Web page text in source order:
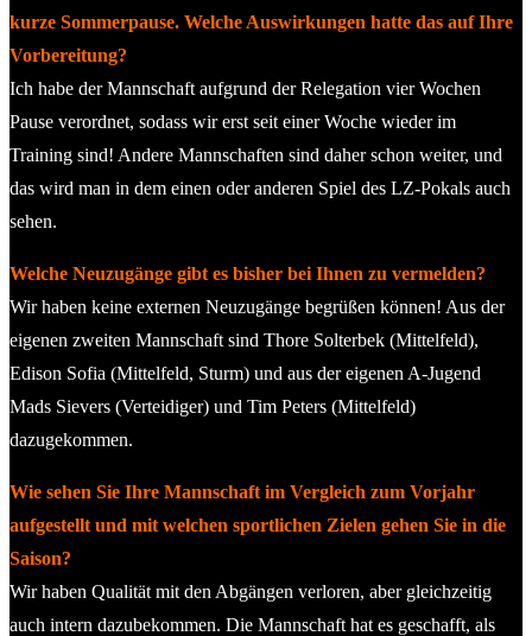
kurze Sommerpause. Welche Auswirkungen hatte das auf Ihre
Vorbereitung?
Ich habe der Mannschaft aufgrund der Relegation vier Wochen
Pause verordnet, sodass wir erst seit einer Woche wieder im
Training sind! Andere Mannschaften sind daher schon weiter, und
das wird man in dem einen oder anderen Spiel des LZ-Pokals auch
sehen.
Welche Neuzugänge gibt es bisher bei Ihnen zu vermelden?
Wir haben keine externen Neuzugänge begrüßen können! Aus der
eigenen zweiten Mannschaft sind Thore Solterbek (Mittelfeld),
Edison Sofia (Mittelfeld, Sturm) und aus der eigenen A-Jugend
Mads Sievers (Verteidiger) und Tim Peters (Mittelfeld)
dazugekommen.
Wie sehen Sie Ihre Mannschaft im Vergleich zum Vorjahr
aufgestellt und mit welchen sportlichen Zielen gehen Sie in die
Saison?
Wir haben Qualität mit den Abgängen verloren, aber gleichzeitig
auch intern dazubekommen. Die Mannschaft hat es geschafft, als